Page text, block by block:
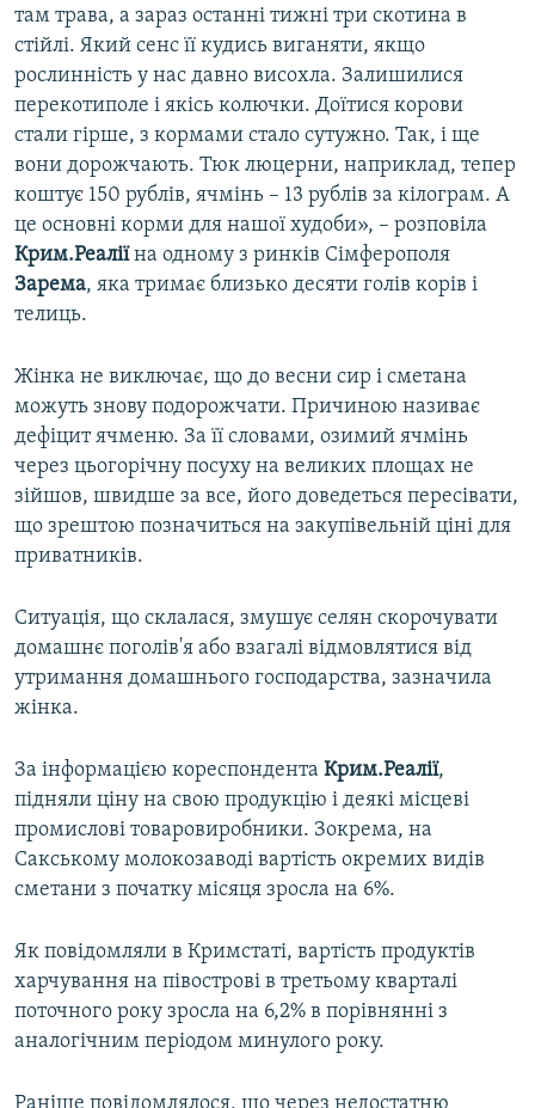
там трава, а зараз останні тижні три скотина в
стійлі. Який сенс її кудись виганяти, якщо
рослинність у нас давно висохла. Залишилися
перекотиполе і якісь колючки. Доїтися корови
стали гірше, з кормами стало сутужно. Так, і ще
вони дорожчають. Тюк люцерни, наприклад, тепер
коштує 150 рублів, ячмінь – 13 рублів за кілограм. А
це основні корми для нашої худоби», – розповіла
Крим.Реаліїна одному з ринків Сімферополя
Зарема, яка тримає близько десяти голів корів і
телиць.
Жінка не виключає, що до весни сир і сметана
можуть знову подорожчати. Причиною називає
дефіцит ячменю. За її словами, озимий ячмінь
через цьогорічну посуху на великих площах не
зійшов, швидше за все, його доведеться пересівати,
що зрештою позначиться на закупівельній ціні для
приватників.
Ситуація, що склалася, змушує селян скорочувати
домашнє поголів'я або взагалі відмовлятися від
утримання домашнього господарства, зазначила
жінка.
За інформацією кореспондента Крим.Реалії,
підняли ціну на свою продукцію і деякі місцеві
промислові товаровиробники. Зокрема, на
Сакському молокозаводі вартість окремих видів
сметани з початку місяця зросла на 6%.
Як повідомляли в Кримстаті, вартість продуктів
харчування на півострові в третьому кварталі
поточного року зросла на 6,2% в порівнянні з
аналогічним періодом минулого року.